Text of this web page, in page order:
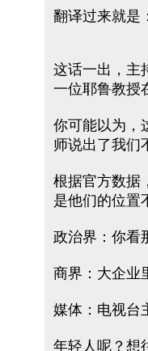
翻译过来就是
这话一出，主
一位耶鲁教授
你可能以为，
师说出了我们
根据官方数据
是他们的位置
政治界：你看
商界：大企业
媒体：电视台
年轻人呢？想